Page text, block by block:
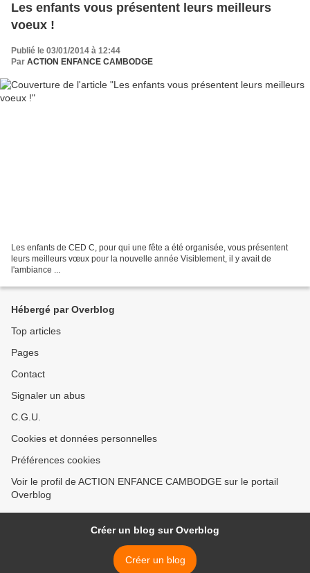
Les enfants vous présentent leurs meilleurs
voeux !
Publié le 03/01/2014 à 12:44
Par ACTION ENFANCE CAMBODGE
Les enfants de CED C, pour qui une fête a été organisée, vous présentent
leurs meilleurs vœux pour la nouvelle année Visiblement, il y avait de
l'ambiance ...
Hébergé par Overblog
Top articles
Pages
Contact
Signaler un abus
C.G.U.
Cookies et données personnelles
Préférences cookies
Voir le profil de ACTION ENFANCE CAMBODGE sur le portail
Overblog
Créer un blog sur Overblog
Créer un blog